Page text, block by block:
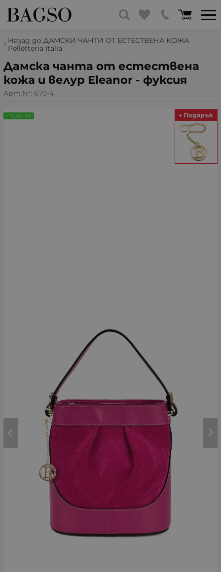
Назад до ДАМСКИ ЧАНТИ ОТ ЕСТЕСТВЕНА КОЖА
Pelletteria Italia
Дамска чанта от естествена
кожа и велур Eleanor - фуксия
Арт.№: 670-4
+ ПОДАРЪК! + Подарък